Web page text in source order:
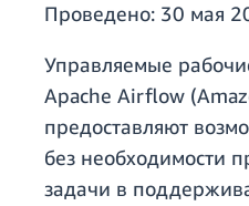
Проведено: 30 мая
Управляемые
Apache Airflow
предоставляют
без необходимости
задачи в